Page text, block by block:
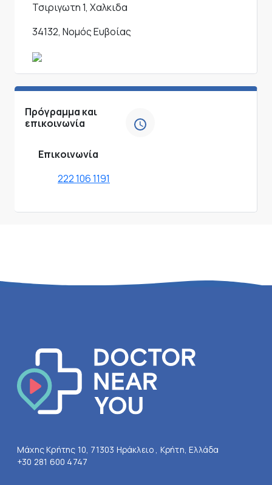
Τσιριγωτη 1, Χαλκιδα
34132, Νομός Ευβοίας
Πρόγραμμα και
επικοινωνία
Επικοινωνία
222 106 1191
Μάχης Κρήτης 10, 71303 Ηράκλειο , Κρήτη, Ελλάδα
+30 281 600 4747